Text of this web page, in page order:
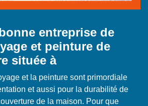
entreprise de
et peinture de
située à
et la peinture sont primordiale
et aussi pour la durabilité de
de la maison. Pour que